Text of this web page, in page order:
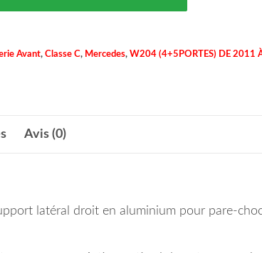
Avant, Classe C, Mercedes, W204 (4+5PORTES) DE 2011
Avis (0)
latéral droit en aluminium pour pare-